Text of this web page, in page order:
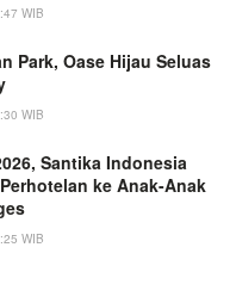
WIB
Park, Oase Hijau Seluas
WIB
Santika Indonesia
ke Anak-Anak
WIB